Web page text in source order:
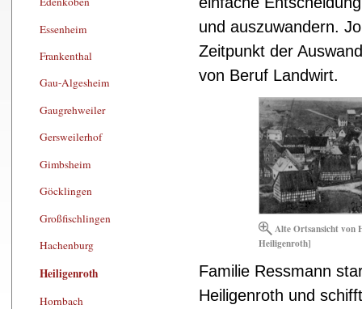
Essenheim
Frankenthal
Gau-Algesheim
Gaugrehweiler
Gersweilerhof
Gimbsheim
Göcklingen
Großfischlingen
Hachenburg
Heiligenroth
Hornbach
und auszuwandern.
Zeitpunkt der
von Beruf Landwirt.
Alte Ortsansicht von
Heiligenroth]
Familie Ressmann
Heiligenroth und